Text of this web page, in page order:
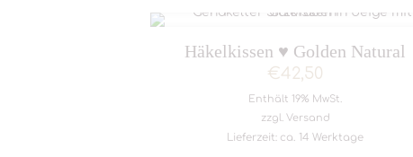
Häkelkissen ♥ Golden Natural
€42,50
Enthält 19% MwSt.
zzgl. Versand
Lieferzeit: ca. 14 Werktage